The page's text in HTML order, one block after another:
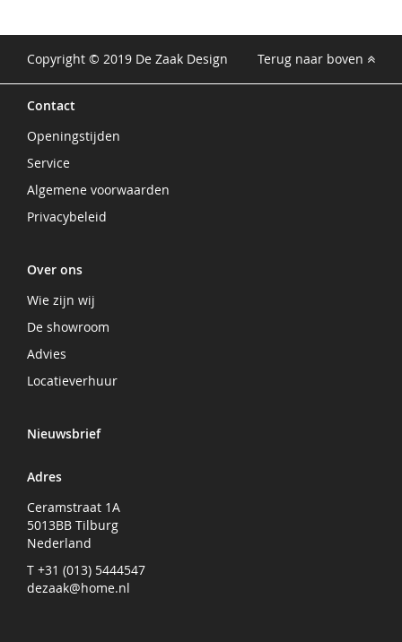
Copyright © 2019 De Zaak Design Terug naar boven
Contact
Openingstijden
Service
Algemene voorwaarden
Privacybeleid
Over ons
Wie zijn wij
De showroom
Advies
Locatieverhuur
Nieuwsbrief
Adres
Ceramstraat 1A
5013BB Tilburg
Nederland
T +31 (013) 5444547
dezaak@home.nl